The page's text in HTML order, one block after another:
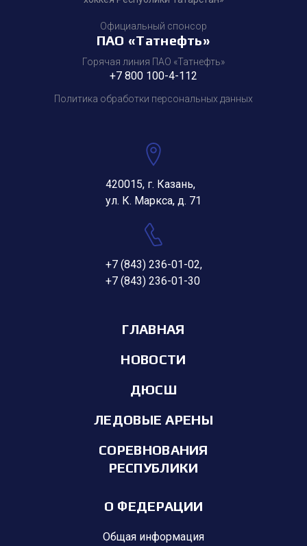
Официальный спонсор
ПАО «Татнефть»
Горячая линия ПАО «Татнефть»
+7 800 100-4-112
Политика обработки персональных данных
420015, г. Казань,
ул. К. Маркса, д. 71
+7 (843) 236-01-02,
+7 (843) 236-01-30
ГЛАВНАЯ
НОВОСТИ
ДЮСШ
ЛЕДОВЫЕ АРЕНЫ
СОРЕВНОВАНИЯ
РЕСПУБЛИКИ
О ФЕДЕРАЦИИ
Общая информация